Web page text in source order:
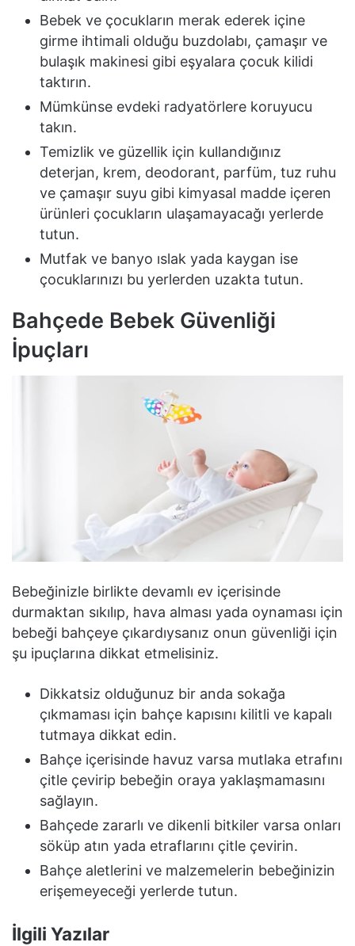
Bebek ve çocukların merak ederek içine
girme ihtimali olduğu buzdolabı, çamaşır ve
bulaşık makinesi gibi eşyalara çocuk kilidi
taktırın.
Mümkünse evdeki radyatörlere koruyucu
takın.
Temizlik ve güzellik için kullandığınız
deterjan, krem, deodorant, parfüm, tuz ruhu
ve çamaşır suyu gibi kimyasal madde içeren
ürünleri çocukların ulaşamayacağı yerlerde
tutun.
Mutfak ve banyo ıslak yada kaygan ise
çocuklarınızı bu yerlerden uzakta tutun.
Bahçede Bebek Güvenliği
İpuçları
Bebeğinizle birlikte devamlı ev içerisinde
durmaktan sıkılıp, hava alması yada oynaması için
bebeği bahçeye çıkardıysanız onun güvenliği için
şu ipuçlarına dikkat etmelisiniz.
Dikkatsiz olduğunuz bir anda sokağa
çıkmaması için bahçe kapısını kilitli ve kapalı
tutmaya dikkat edin.
Bahçe içerisinde havuz varsa mutlaka etrafını
çitle çevirip bebeğin oraya yaklaşmamasını
sağlayın.
Bahçede zararlı ve dikenli bitkiler varsa onları
söküp atın yada etraflarını çitle çevirin.
Bahçe aletlerini ve malzemelerin bebeğinizin
erişemeyeceği yerlerde tutun.
İlgili Yazılar